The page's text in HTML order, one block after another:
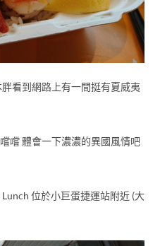
看到網路上有一間挺有夏威夷
嚐 體會一下濃濃的異國風情吧
位於小巨蛋捷運站附近 (大